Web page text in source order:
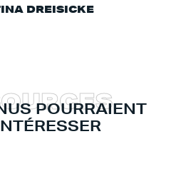
DREISICKE
POURRAIENT
OURCES